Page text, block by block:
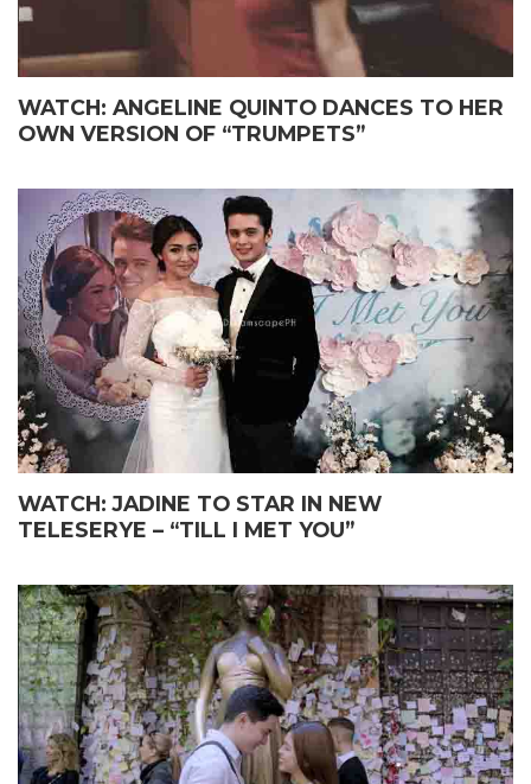
WATCH: ANGELINE QUINTO DANCES TO HER
OWN VERSION OF “TRUMPETS”
WATCH: JADINE TO STAR IN NEW
TELESERYE – “TILL I MET YOU”